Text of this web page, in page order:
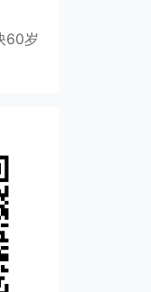
60岁